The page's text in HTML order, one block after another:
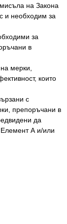
на Закона
и необходим за
за
в
мерки,
които
с
препоръчани в
да
А и/или